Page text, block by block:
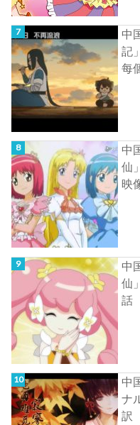
中
記
每
中
仙
映
中
仙
話
中
ナ
訳